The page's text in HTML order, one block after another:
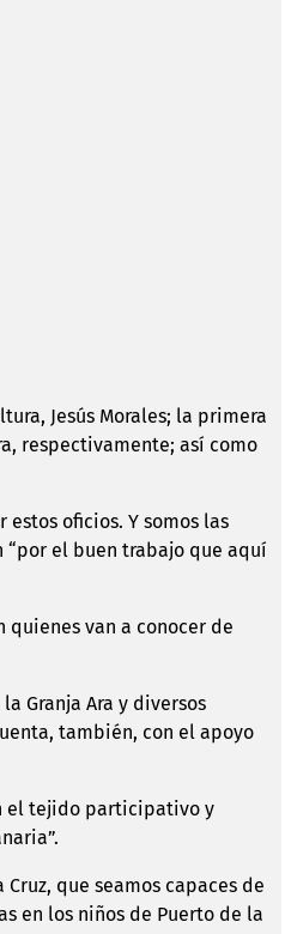
Jesús Morales; la primera
respectivamente; así como
oficios. Y somos las
“por el buen trabajo que aquí
van a conocer de
Granja Ara y diversos
también, con el apoyo
el tejido participativo y
que seamos capaces de
en los niños de Puerto de la